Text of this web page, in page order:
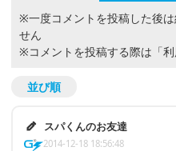
※一度コメントを投稿した後
せん
※コメントを投稿する際は 「
並び順
スパくんのお友達
2014-12-18 18:56:48